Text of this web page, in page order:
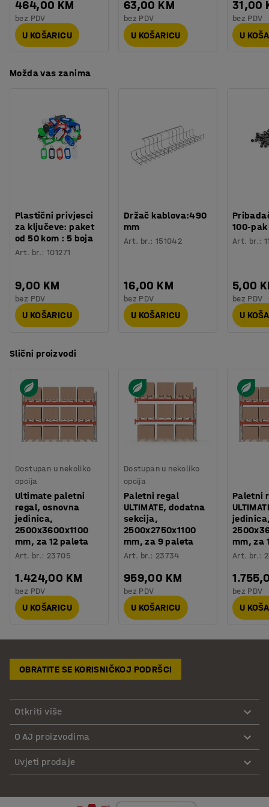
sekcije. Dopunite osnovnu jedinicu sa željenim brojem
dodatnih sekcija koje se mogu pričvrstiti na prethodnu
sekciju. Paletni regal ima prostor za 9, 12 ili 15 paleta. Na
taj način se paletni regal ULTIMATE može prilagoditi
464,00 KM
bez PDV
U KOŠARICU
63,00 KM
bez PDV
U KOŠARICU
31,00
bez PDV
U
Možda vas zanima
Plastični privjesci
za ključeve: paket
od 50 kom : 5 boja
Art. br.:101271
9,00 KM
bez PDV
U KOŠARICU
Držač kablova:490
mm
Art. br.: 151042
16,00 KM
bez PDV
U KOŠARICU
100-pak
Art. br.:
5,00
bez PDV
U
Slični proizvodi
Dostupan u nekoliko
opcija
Ultimate paletni
regal, osnovna
jedinica,
2500x3600x1100
mm, za 12 paleta
Art. br.: 23705
1.424,00 KM
bez PDV
U KOŠARICU
Dostupan u nekoliko
opcija
Paletni regal
ULTIMATE, dodatna
sekcija,
2500x2750x1100
mm, za 9 paleta
Art. br.: 23734
959,00 KM
bez PDV
U KOŠARICU
Paletni
mm, za
Art. br.:
bez PDV
U
OBRATITE SE KORISNIČKOJ PODRŠCI
Otkriti više
O AJ proizvodima
Uvjeti prodaje